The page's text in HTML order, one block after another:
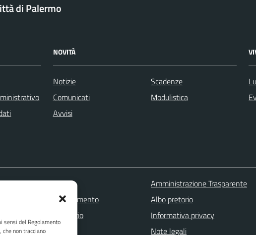
sensi del Regolamento
non tracciano
di Palermo
NOVITÀ
Notizie
Comunicati
Avvisi
Scadenze
Modulistica
Leggi le FAQ
Prenotazione appuntamento
Segnalazione disservizio
Richiesta assistenza
Amministrazione Trasparente
Albo pretorio
Informativa privacy
Note legali